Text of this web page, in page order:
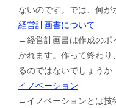
ないのです。では、何
経営計画書について
→経営計画書は作成のポ
かれます。作って終わり
るのではないでしょうか
イノベーション
→イノベーションとは技